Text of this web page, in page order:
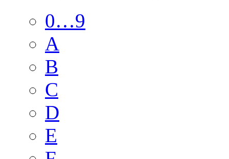
0…9
A
B
C
D
E